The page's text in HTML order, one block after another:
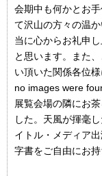
会期中も何かとお
て沢山の方々の温
当に心からお礼申
と思います。また
い頂いた関係各位
no images were
展覧会場の隣にお
した。天風が揮毫
イトル・メディア
字書をご自由にお持